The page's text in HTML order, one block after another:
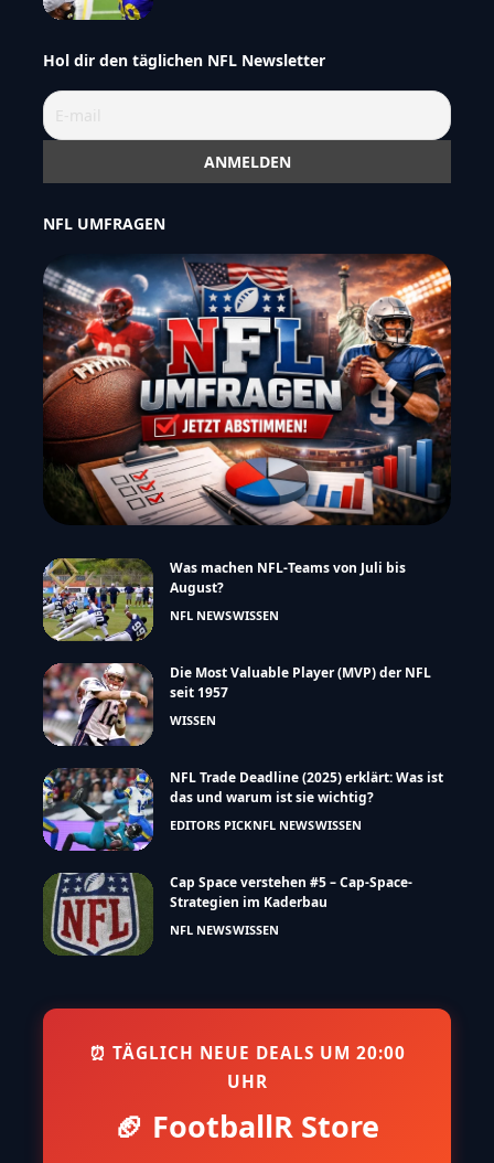
Hol dir den täglichen NFL Newsletter
NFL UMFRAGEN
Was machen NFL-Teams von Juli bis
August?
NFL NEWSWISSEN
Die Most Valuable Player (MVP) der NFL
seit 1957
WISSEN
NFL Trade Deadline (2025) erklärt: Was ist
das und warum ist sie wichtig?
EDITORS PICKNFL NEWSWISSEN
Cap Space verstehen #5 – Cap-Space-
Strategien im Kaderbau
NFL NEWSWISSEN
⏰ TÄGLICH NEUE DEALS UM 20:00
UHR
🏈 FootballR Store